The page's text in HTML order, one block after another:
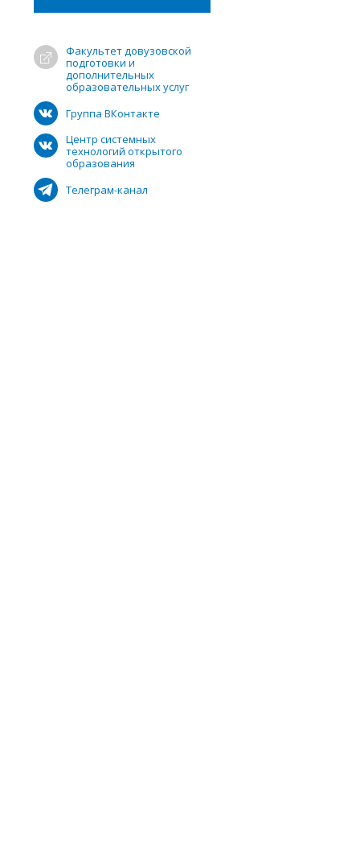
Факультет довузовской
подготовки и
дополнительных
образовательных услуг
Группа ВКонтакте
Центр системных
технологий открытого
образования
Телеграм-канал